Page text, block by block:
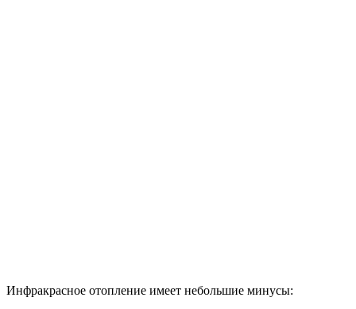
Инфракрасное отопление имеет небольшие минусы: